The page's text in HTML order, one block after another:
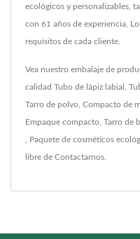
ecológicos y personalizables,
con 61 años de experiencia,
requisitos de cada cliente.
Vea nuestro embalaje de
calidad Tubo de lápiz labial
Tarro de polvo Compacto de
Empaque compacto Tarro de
Paquete de cosméticos
libre de Contactarnos